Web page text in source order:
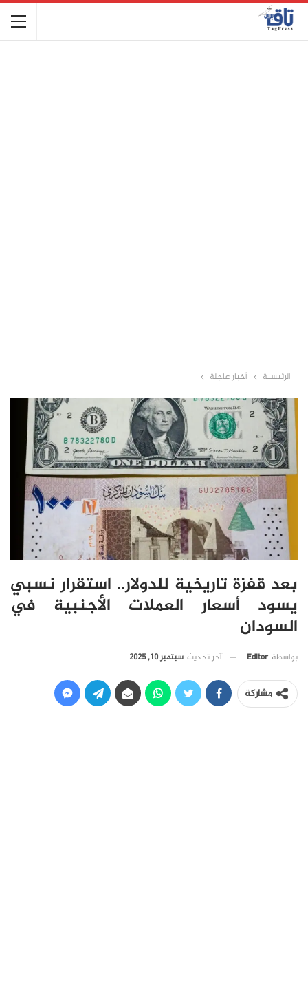
الرئيسية أخبار عاجلة
بعد قفزة تاريخية للدولار.. استقرار نسبي
يسود أسعار العملات الأجنبية في
السودان
بواسطة Editor آخر تحديث سبتمبر 10, 2025
مشاركة